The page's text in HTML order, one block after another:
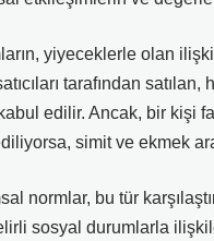
yiyeceklerle olan
tarafından
edilir. Ancak, bir kişi
simit ve ekmek
normlar, bu tür
sosyal durumlarla